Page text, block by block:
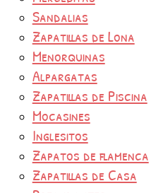
Sandalias
Zapatillas de Lona
Menorquinas
Alpargatas
Zapatillas de Piscina
Mocasines
Inglesitos
Zapatos de flamenca
Zapatillas de Casa